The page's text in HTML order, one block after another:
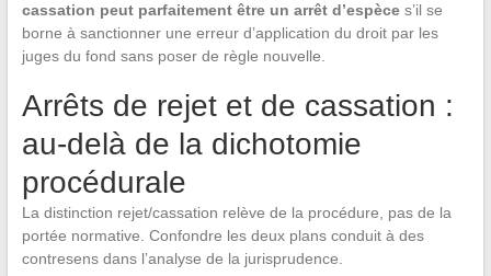
cassation peut parfaitement être un arrêt d’espèces’il se
borne à sanctionner une erreur d’application du droit par les
juges du fond sans poser de règle nouvelle.
Arrêts de rejet et de cassation :
au-delà de la dichotomie
procédurale
La distinction rejet/cassation relève de la procédure, pas de la
portée normative. Confondre les deux plans conduit à des
contresens dans l’analyse de la jurisprudence.